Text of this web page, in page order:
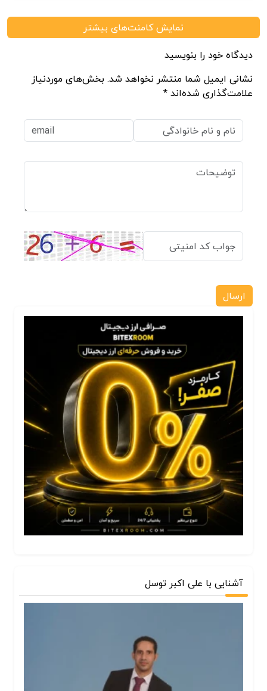
نمایش کامنت‌های بیشتر
دیدگاه خود را بنویسید
نشانی ایمیل شما منتشر نخواهد شد. بخش‌های موردنیاز
علامت‌گذاری شده‌اند *
ارسال
آشنایی با علی اکبر توسل